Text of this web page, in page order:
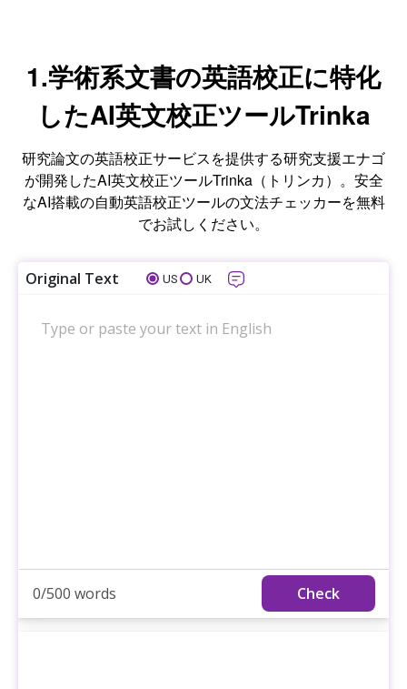
1.学術系文書の英語校正に特化
したAI英文校正ツールTrinka
研究論文の英語校正サービスを提供する研究支援エナゴ
が開発したAI英文校正ツールTrinka（トリンカ）。安全
なAI搭載の自動英語校正ツールの文法チェッカーを無料
でお試しください。